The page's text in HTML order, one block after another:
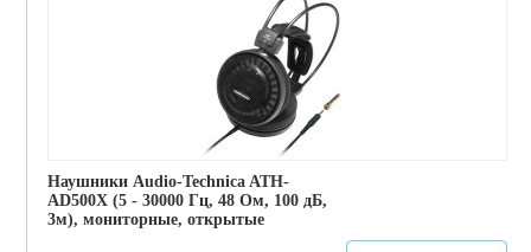
Наушники Audio-Technica ATH-
AD500X (5 - 30000 Гц, 48 Ом, 100 дБ,
3м), мониторные, открытые